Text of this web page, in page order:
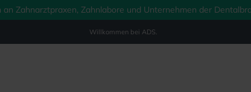
Zahnarztpraxen, Zahnlabore und Unternehmen der
Willkommen bei ADS.